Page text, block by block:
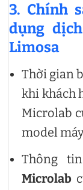
3. Chính
dụng
Limosa
Thời gian
khi khách
Microlab
model
Thông
Microlab